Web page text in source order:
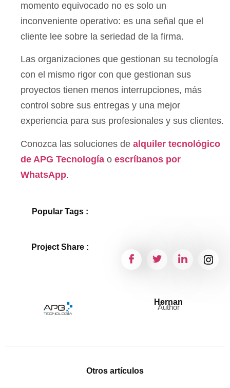
momento equivocado no es solo un
inconveniente operativo: es una señal que el
cliente lee sobre la seriedad de la firma.
Las organizaciones que gestionan su tecnología
con el mismo rigor con que gestionan sus
proyectos tienen menos interrupciones, más
control sobre sus entregas y una mejor
experiencia para sus profesionales y sus clientes.
Conozca las soluciones de alquiler tecnológico
de APG Tecnología o escríbanos por
WhatsApp.
Popular Tags :
Project Share :
Hernan
Author
Otros artículos